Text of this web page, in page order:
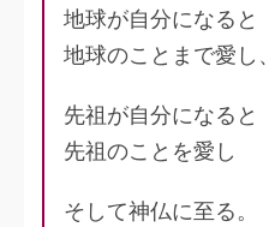
地球が自分になると
地球のことまで愛し、
先祖が自分になると
先祖のことを愛し
そして神仏に至る。